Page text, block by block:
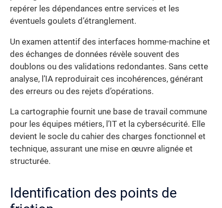
repérer les dépendances entre services et les
éventuels goulets d’étranglement.
Un examen attentif des interfaces homme-machine et
des échanges de données révèle souvent des
doublons ou des validations redondantes. Sans cette
analyse, l’IA reproduirait ces incohérences, générant
des erreurs ou des rejets d’opérations.
La cartographie fournit une base de travail commune
pour les équipes métiers, l’IT et la cybersécurité. Elle
devient le socle du cahier des charges fonctionnel et
technique, assurant une mise en œuvre alignée et
structurée.
Identification des points de